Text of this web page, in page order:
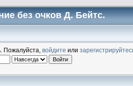
без очков Д. Бейтс.
. Пожалуйста, войдите или